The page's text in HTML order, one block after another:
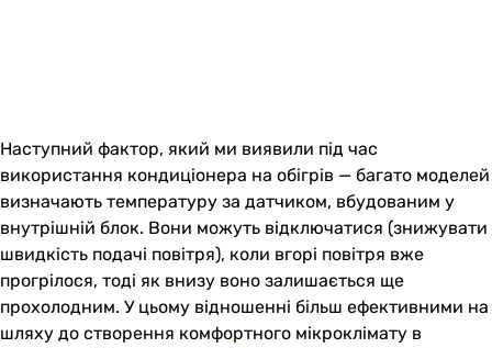
Наступний фактор, який ми виявили під час
використання кондиціонера на обігрів — багато моделей
визначають температуру за датчиком, вбудованим у
внутрішній блок. Вони можуть відключатися (знижувати
швидкість подачі повітря), коли вгорі повітря вже
прогрілося, тоді як внизу воно залишається ще
прохолодним. У цьому відношенні більш ефективними на
шляху до створення комфортного мікроклімату в